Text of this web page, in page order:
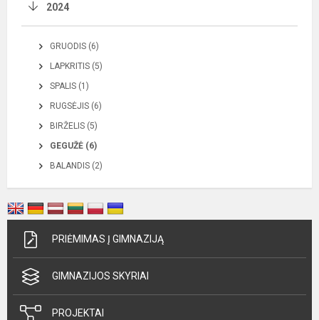
2024
GRUODIS (6)
LAPKRITIS (5)
SPALIS (1)
RUGSĖJIS (6)
BIRŽELIS (5)
GEGUŽĖ (6)
BALANDIS (2)
PRIĖMIMAS Į GIMNAZIJĄ
GIMNAZIJOS SKYRIAI
PROJEKTAI